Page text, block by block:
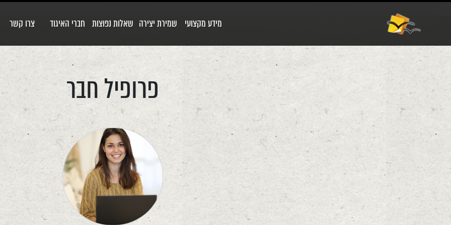
מידע מקצועי שמירת יצירה שאלות נפוצות חברי האיגוד צרו קשר
פרופיל חבר